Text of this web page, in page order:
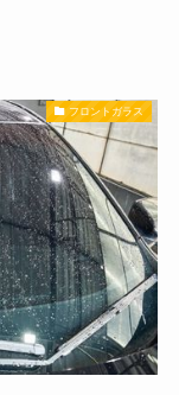
フロントガラス